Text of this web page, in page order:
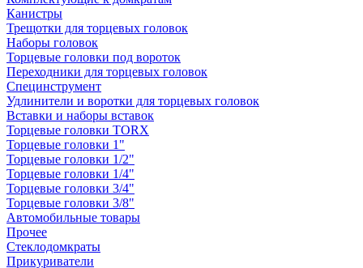
Канистры
Трещотки для торцевых головок
Наборы головок
Торцевые головки под вороток
Переходники для торцевых головок
Специнструмент
Удлинители и воротки для торцевых головок
Вставки и наборы вставок
Торцевые головки TORX
Торцевые головки 1"
Торцевые головки 1/2"
Торцевые головки 1/4"
Торцевые головки 3/4"
Торцевые головки 3/8"
Автомобильные товары
Прочее
Стеклодомкраты
Прикуриватели